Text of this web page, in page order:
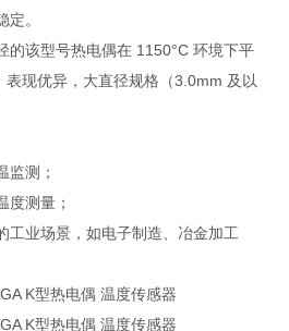
。
的该型号热电偶在 1150°C 环境下平
现优异，大直径规格（3.0mm 及以
监测；
度测量；
工业场景，如电子制造、冶金加工